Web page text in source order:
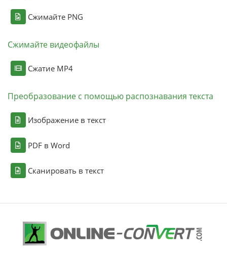
Сжимайте PNG
Сжимайте видеофайлы
Сжатие MP4
Преобразование с помощью распознавания текста
Изображение в текст
PDF в Word
Сканировать в текст